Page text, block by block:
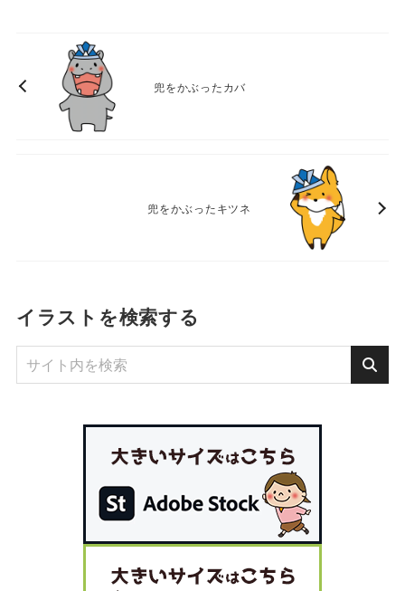
兜をかぶったカバ
兜をかぶったキツネ
イラストを検索する